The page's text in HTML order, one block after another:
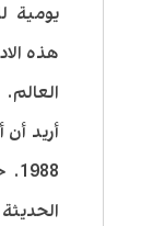
يومية
هذه
العالم.
أريد